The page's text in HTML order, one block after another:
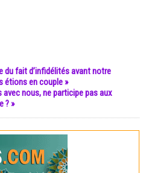
du fait d’infidélités avant notre
étions en couple »
avec nous, ne participe pas aux
? »